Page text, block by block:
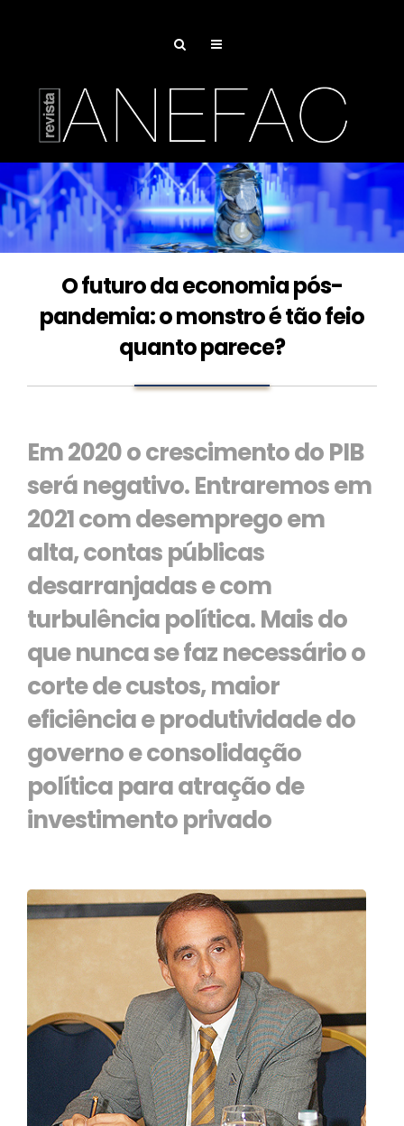
O futuro da economia pós-
pandemia: o monstro é tão feio
quanto parece?
Em 2020 o crescimento do PIB
será negativo. Entraremos em
2021 com desemprego em
alta, contas públicas
desarranjadas e com
turbulência política. Mais do
que nunca se faz necessário o
corte de custos, maior
eficiência e produtividade do
governo e consolidação
política para atração de
investimento privado